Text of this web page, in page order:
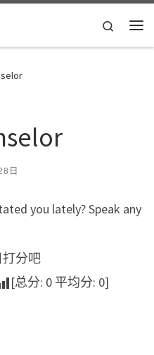
Search
日
you lately? Speak any
分吧
[总分: 0 平均分: 0]